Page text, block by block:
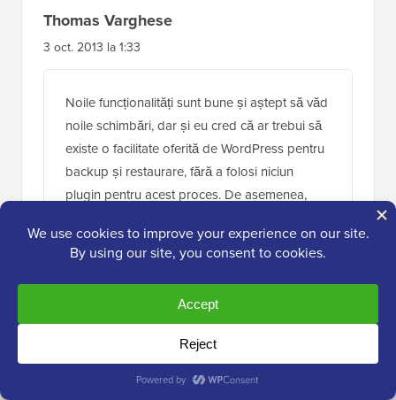
Thomas Varghese
3 oct. 2013 la 1:33
Noile funcționalități sunt bune și aștept să văd
noile schimbări, dar și eu cred că ar trebui să
existe o facilitate oferită de WordPress pentru
backup și restaurare, fără a folosi niciun
plugin pentru acest proces. De asemenea,
cât nu afectează tema pe site-ul live.
Răspunde